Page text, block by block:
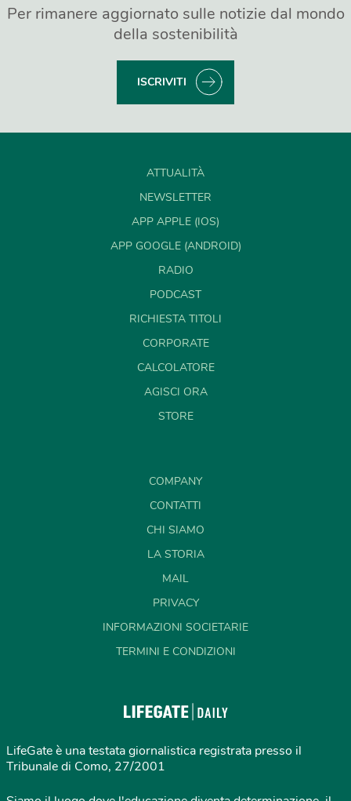
Per rimanere aggiornato sulle notizie dal mondo
della sostenibilità
ISCRIVITI
ATTUALITÀ
NEWSLETTER
APP APPLE (IOS)
APP GOOGLE (ANDROID)
RADIO
PODCAST
RICHIESTA TITOLI
CORPORATE
CALCOLATORE
AGISCI ORA
STORE
COMPANY
CONTATTI
CHI SIAMO
LA STORIA
MAIL
PRIVACY
INFORMAZIONI SOCIETARIE
TERMINI E CONDIZIONI
LifeGate è una testata giornalistica registrata presso il
Tribunale di Como, 27/2001